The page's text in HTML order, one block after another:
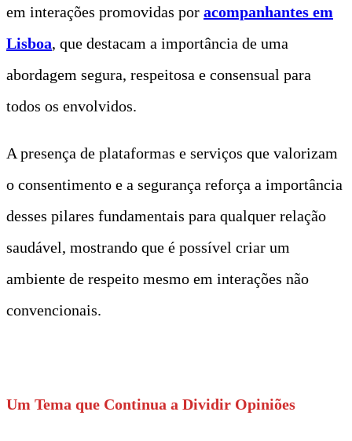
em interações promovidas por acompanhantes em
Lisboa, que destacam a importância de uma
abordagem segura, respeitosa e consensual para
todos os envolvidos.
A presença de plataformas e serviços que valorizam
o consentimento e a segurança reforça a importância
desses pilares fundamentais para qualquer relação
saudável, mostrando que é possível criar um
ambiente de respeito mesmo em interações não
convencionais.
Um Tema que Continua a Dividir Opiniões